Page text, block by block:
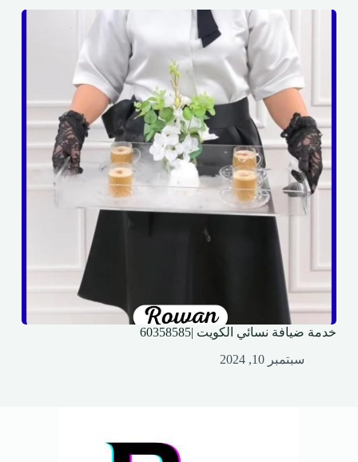
خدمة ضيافة نسائي الكويت |60358585
سبتمبر 10, 2024